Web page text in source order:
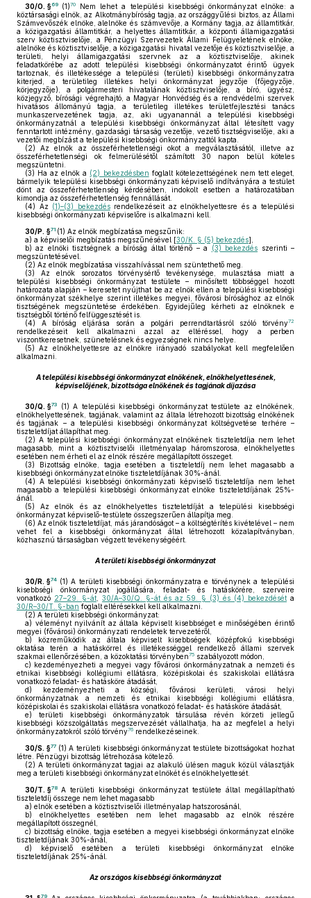
30/O. §69 (1)70
Nem lehet a települési kisebbségi önkormányzat elnöke: a
köztársasági elnök, az Alkotmánybíróság tagja, az országgyűlési biztos, az Állami
Számvevőszék elnöke, alelnöke és számvevője, a Kormány tagja, az államtitkár,
a közigazgatási államtitkár, a helyettes államtitkár, a központi államigazgatási
szerv köztisztviselője, a Pénzügyi Szervezetek Állami Felügyeletének elnöke,
alelnöke és köztisztviselője, a közigazgatási hivatal vezetője és köztisztviselője, a
területi, helyi államigazgatási szervnek az a köztisztviselője, akinek
feladatkörébe az adott települési kisebbségi önkormányzatot érintő ügyek
tartoznak, és illetékessége a települési (területi) kisebbségi önkormányzatra
kiterjed, a területileg illetékes helyi önkormányzat jegyzője (főjegyzője,
körjegyzője), a polgármesteri hivatalának köztisztviselője, a bíró, ügyész,
közjegyző, bírósági végrehajtó, a Magyar Honvédség és a rendvédelmi szervek
hivatásos állományú tagja, a területileg illetékes területfejlesztési tanács
munkaszervezetének tagja, az, aki ugyanannál a települési kisebbségi
önkormányzatnál a települési kisebbségi önkormányzat által létesített vagy
fenntartott intézmény, gazdasági társaság vezetője, vezető tisztségviselője, aki a
vezetői megbízást a települési kisebbségi önkormányzattól kapta.
(2) Az elnök az összeférhetetlenségi okot a megválasztásától, illetve az
összeférhetetlenségi ok felmerülésétől számított 30 napon belül köteles
megszüntetni.
(3) Ha az elnök a (2) bekezdésben foglalt kötelezettségének nem tett eleget,
bármelyik települési kisebbségi önkormányzati képviselő indítványára a testület
dönt az összeférhetetlenség kérdésében, indokolt esetben a határozatában
kimondja az összeférhetetlenség fennállását.
(4) Az (1)–(3) bekezdésrendelkezéseit az elnökhelyettesre és a települési
kisebbségi önkormányzati képviselőre is alkalmazni kell.
30/P. §71 (1) Az elnök megbízatása megszűnik:
a) a képviselői megbízatás megszűnésével [30/K. § (5) bekezdés],
b) az elnöki tisztségnek a bíróság által történő – a (3) bekezdés szerinti –
megszüntetésével.
(2) Az elnök megbízatása visszahívással nem szüntethető meg.
(3) Az elnök sorozatos törvénysértő tevékenysége, mulasztása miatt a
települési kisebbségi önkormányzat testülete – minősített többséggel hozott
határozata alapján – keresetet nyújthat be az elnök ellen a települési kisebbségi
önkormányzat székhelye szerint illetékes megyei, fővárosi bírósághoz az elnök
tisztségének megszüntetése érdekében. Egyidejűleg kérheti az elnöknek e
tisztségből történő felfüggesztését is.
(4) A bíróság eljárása során a polgári perrendtartásról szóló törvény72
rendelkezéseit kell alkalmazni azzal az eltéréssel, hogy a perben
viszontkeresetnek, szünetelésnek és egyezségnek nincs helye.
(5) Az elnökhelyettesre az elnökre irányadó szabályokat kell megfelelően
alkalmazni.
A települési kisebbségi önkormányzat elnökének, elnökhelyettesének,
képviselőjének, bizottsága elnökének és tagjának díjazása
30/Q. §73 (1) A települési kisebbségi önkormányzat testülete az elnökének,
elnökhelyettesének, tagjának, valamint az általa létrehozott bizottság elnökének
és tagjának – a települési kisebbségi önkormányzat költségvetése terhére –
tiszteletdíjat állapíthat meg.
(2) A települési kisebbségi önkormányzat elnökének tiszteletdíja nem lehet
magasabb, mint a köztisztviselői illetményalap háromszorosa, elnökhelyettes
esetében nem érheti el az elnök részére megállapított összeget.
(3) Bizottság elnöke, tagja esetében a tiszteletdíj nem lehet magasabb a
kisebbségi önkormányzat elnöke tiszteletdíjának 30%-ánál.
(4) A települési kisebbségi önkormányzati képviselő tiszteletdíja nem lehet
magasabb a települési kisebbségi önkormányzat elnöke tiszteletdíjának 25%-
ánál.
(5) Az elnök és az elnökhelyettes tiszteletdíját a települési kisebbségi
önkormányzat képviselő-testülete összegszerűen állapítja meg.
(6) Az elnök tiszteletdíjat, más járandóságot – a költségtérítés kivételével – nem
vehet fel a kisebbségi önkormányzat által létrehozott közalapítványban,
közhasznú társaságban végzett tevékenységéért.
A területi kisebbségi önkormányzat
30/R. §74 (1) A területi kisebbségi önkormányzatra e törvénynek a települési
kisebbségi önkormányzat jogállására, feladat- és hatáskörére, szerveire
vonatkozó 27–29. §-át 30/A–30/Q. §-át és az 59. § (3) és (4) bekezdését a
30/R–30/T. §-ban foglalt eltérésekkel kell alkalmazni.
(2) A területi kisebbségi önkormányzat:
a) véleményt nyilvánít az általa képviselt kisebbséget e minőségében érintő
megyei (fővárosi) önkormányzati rendeletek tervezetéről,
b) közreműködik az általa képviselt kisebbségek középfokú kisebbségi
oktatása terén a hatáskörrel és illetékességgel rendelkező állami szervek
szakmai ellenőrzésében, a közoktatási törvényben75 szabályozott módon,
c) kezdeményezheti a megyei vagy fővárosi önkormányzatnak a nemzeti és
etnikai kisebbségi kollégiumi ellátásra, középiskolai és szakiskolai ellátásra
vonatkozó feladat- és hatásköre átadását,
d) kezdeményezheti a községi, fővárosi kerületi, városi helyi
önkormányzatnak a nemzeti és etnikai kisebbségi kollégiumi ellátásra,
középiskolai és szakiskolai ellátásra vonatkozó feladat- és hatásköre átadását,
e) területi kisebbségi önkormányzatok társulása révén körzeti jellegű
kisebbségi közszolgáltatás megszervezését vállalhatja, ha az megfelel a helyi
önkormányzatokról szóló törvény76 rendelkezéseinek.
30/S. §77 (1) A területi kisebbségi önkormányzat testülete bizottságokat hozhat
létre. Pénzügyi bizottság létrehozása kötelező.
(2) A területi önkormányzat tagjai az alakuló ülésen maguk közül választják
meg a területi kisebbségi önkormányzat elnökét és elnökhelyettesét.
30/T. §78 A területi kisebbségi önkormányzat testülete által megállapítható
tiszteletdíj összege nem lehet magasabb
a) elnök esetében a köztisztviselői illetményalap hatszorosánál,
b) elnökhelyettes esetében nem lehet magasabb az elnök részére
megállapított összegnél,
c) bizottság elnöke, tagja esetében a megyei kisebbségi önkormányzat elnöke
tiszteletdíjának 30%-ánál,
d) képviselő esetében a területi kisebbségi önkormányzat elnöke
tiszteletdíjának 25%-ánál.
Az országos kisebbségi önkormányzat
79